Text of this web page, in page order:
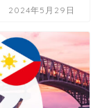
2024年5月29日